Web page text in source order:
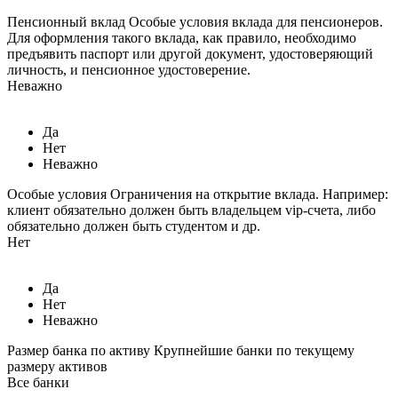
Пенсионный вклад Особые условия вклада для пенсионеров.
Для оформления такого вклада, как правило, необходимо
предъявить паспорт или другой документ, удостоверяющий
личность, и пенсионное удостоверение.
Неважно
Да
Нет
Неважно
Особые условия Ограничения на открытие вклада. Например:
клиент обязательно должен быть владельцем vip-счета, либо
обязательно должен быть студентом и др.
Нет
Да
Нет
Неважно
Размер банка по активу Крупнейшие банки по текущему
размеру активов
Все банки